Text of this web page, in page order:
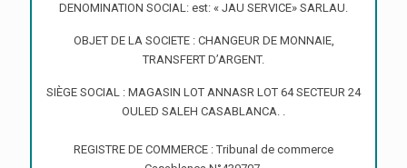
DENOMINATION SOCIAL: est: « JAU SERVICE» SARLAU.
OBJET DE LA SOCIETE : CHANGEUR DE MONNAIE,
TRANSFERT D’ARGENT.
SIÈGE SOCIAL : MAGASIN LOT ANNASR LOT 64 SECTEUR 24
OULED SALEH CASABLANCA. .
REGISTRE DE COMMERCE : Tribunal de commerce